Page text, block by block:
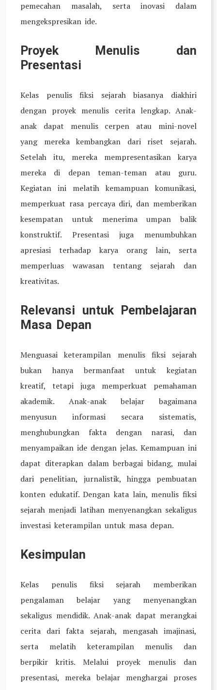
pemecahan masalah, serta inovasi dalam
mengekspresikan ide.
Proyek Menulis dan
Presentasi
Kelas penulis fiksi sejarah biasanya diakhiri
dengan proyek menulis cerita lengkap. Anak-
anak dapat menulis cerpen atau mini-novel
yang mereka kembangkan dari riset sejarah.
Setelah itu, mereka mempresentasikan karya
mereka di depan teman-teman atau guru.
Kegiatan ini melatih kemampuan komunikasi,
memperkuat rasa percaya diri, dan memberikan
kesempatan untuk menerima umpan balik
konstruktif. Presentasi juga menumbuhkan
apresiasi terhadap karya orang lain, serta
memperluas wawasan tentang sejarah dan
kreativitas.
Relevansi untuk Pembelajaran
Masa Depan
Menguasai keterampilan menulis fiksi sejarah
bukan hanya bermanfaat untuk kegiatan
kreatif, tetapi juga memperkuat pemahaman
akademik. Anak-anak belajar bagaimana
menyusun informasi secara sistematis,
menghubungkan fakta dengan narasi, dan
menyampaikan ide dengan jelas. Kemampuan ini
dapat diterapkan dalam berbagai bidang, mulai
dari penelitian, jurnalistik, hingga pembuatan
konten edukatif. Dengan kata lain, menulis fiksi
sejarah menjadi latihan menyenangkan sekaligus
investasi keterampilan untuk masa depan.
Kesimpulan
Kelas penulis fiksi sejarah memberikan
pengalaman belajar yang menyenangkan
sekaligus mendidik. Anak-anak dapat merangkai
cerita dari fakta sejarah, mengasah imajinasi,
serta melatih keterampilan menulis dan
berpikir kritis. Melalui proyek menulis dan
presentasi, mereka belajar menghargai proses